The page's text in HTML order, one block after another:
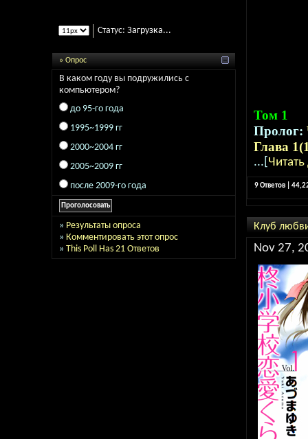
Статус: Загрузка...
» Опрос
В каком году вы подружились с
компьютером?
до 95-го года
1995~1999 гг
2000~2004 гг
2005~2009 гг
после 2009-го года
» Результаты опроса
» Комментировать этот опрос
» This Poll Has 21 Ответов
Том 1
Пролог:
Глава
...[
9 Ответов |
Клуб
Nov 27,